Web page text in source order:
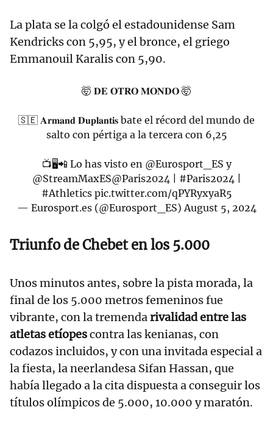
La plata se la colgó el estadounidense Sam
Kendricks con 5,95, y el bronce, el griego
Emmanouil Karalis con 5,90.
🤯 𝐃𝐄 𝐎𝐓𝐑𝐎 𝐌𝐎𝐍𝐃𝐎 🤯
🇸🇪 𝐀𝐫𝐦𝐚𝐧𝐝 𝐃𝐮𝐩𝐥𝐚𝐧𝐭𝐢𝐬 bate el récord del mundo de
salto con pértiga a la tercera con 6,25
📺🖥📲 Lo has visto en @Eurosport_ES y
@StreamMaxES@Paris2024| #Paris2024|
#Athletics pic.twitter.com/qPYRyxyaR5
— Eurosport.es (@Eurosport_ES)August 5, 2024
Triunfo de Chebet en los 5.000
Unos minutos antes, sobre la pista morada, la
final de los 5.000 metros femeninos fue
vibrante, con la tremendarivalidad entre las
atletas etíopescontra las kenianas, con
codazos incluidos, y con una invitada especial a
la fiesta, la neerlandesa Sifan Hassan, que
había llegado a la cita dispuesta a conseguir los
títulos olímpicos de 5.000, 10.000 y maratón.